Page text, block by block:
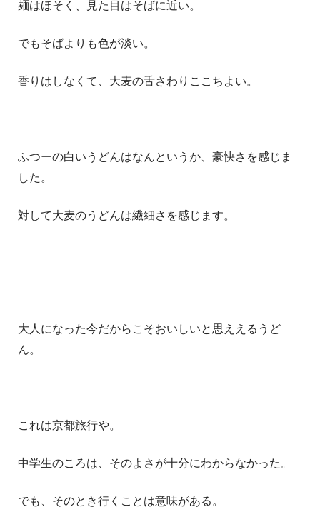
麺はほそく、見た目はそばに近い。
でもそばよりも色が淡い。
香りはしなくて、大麦の舌さわりここちよい。
ふつーの白いうどんはなんというか、豪快さを感じま
した。
対して大麦のうどんは繊細さを感じます。
大人になった今だからこそおいしいと思ええるうど
ん。
これは京都旅行や。
中学生のころは、そのよさが十分にわからなかった。
でも、そのとき行くことは意味がある。